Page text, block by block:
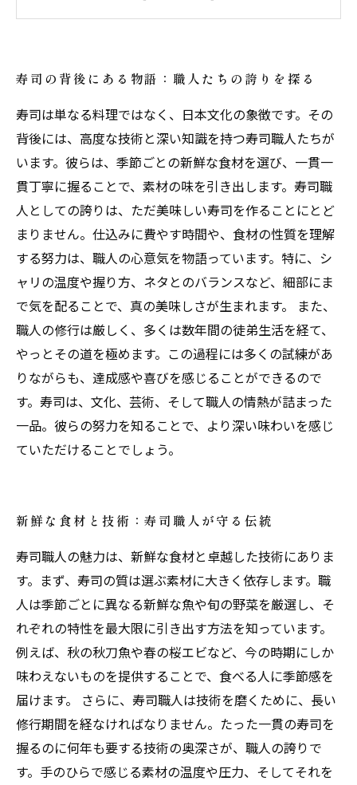
を再発見
寿司の背後にある物語：職人たちの誇りを探る
寿司は単なる料理ではなく、日本文化の象徴です。その
背後には、高度な技術と深い知識を持つ寿司職人たちが
います。彼らは、季節ごとの新鮮な食材を選び、一貫一
貫丁寧に握ることで、素材の味を引き出します。寿司職
人としての誇りは、ただ美味しい寿司を作ることにとど
まりません。仕込みに費やす時間や、食材の性質を理解
する努力は、職人の心意気を物語っています。特に、シ
ャリの温度や握り方、ネタとのバランスなど、細部にま
で気を配ることで、真の美味しさが生まれます。 また、
職人の修行は厳しく、多くは数年間の徒弟生活を経て、
やっとその道を極めます。この過程には多くの試練があ
りながらも、達成感や喜びを感じることができるので
す。寿司は、文化、芸術、そして職人の情熱が詰まった
一品。彼らの努力を知ることで、より深い味わいを感じ
ていただけることでしょう。
新鮮な食材と技術：寿司職人が守る伝統
寿司職人の魅力は、新鮮な食材と卓越した技術にありま
す。まず、寿司の質は選ぶ素材に大きく依存します。職
人は季節ごとに異なる新鮮な魚や旬の野菜を厳選し、そ
れぞれの特性を最大限に引き出す方法を知っています。
例えば、秋の秋刀魚や春の桜エビなど、今の時期にしか
味わえないものを提供することで、食べる人に季節感を
届けます。 さらに、寿司職人は技術を磨くために、長い
修行期間を経なければなりません。たった一貫の寿司を
握るのに何年も要する技術の奥深さが、職人の誇りで
す。手のひらで感じる素材の温度や圧力、そしてそれを